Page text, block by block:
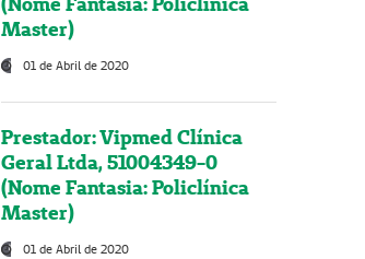
Master)
01 de Abril de 2020
Prestador: Vipmed Clínica
Geral Ltda, 51004349-0
(Nome Fantasia: Policlínica
Master)
01 de Abril de 2020